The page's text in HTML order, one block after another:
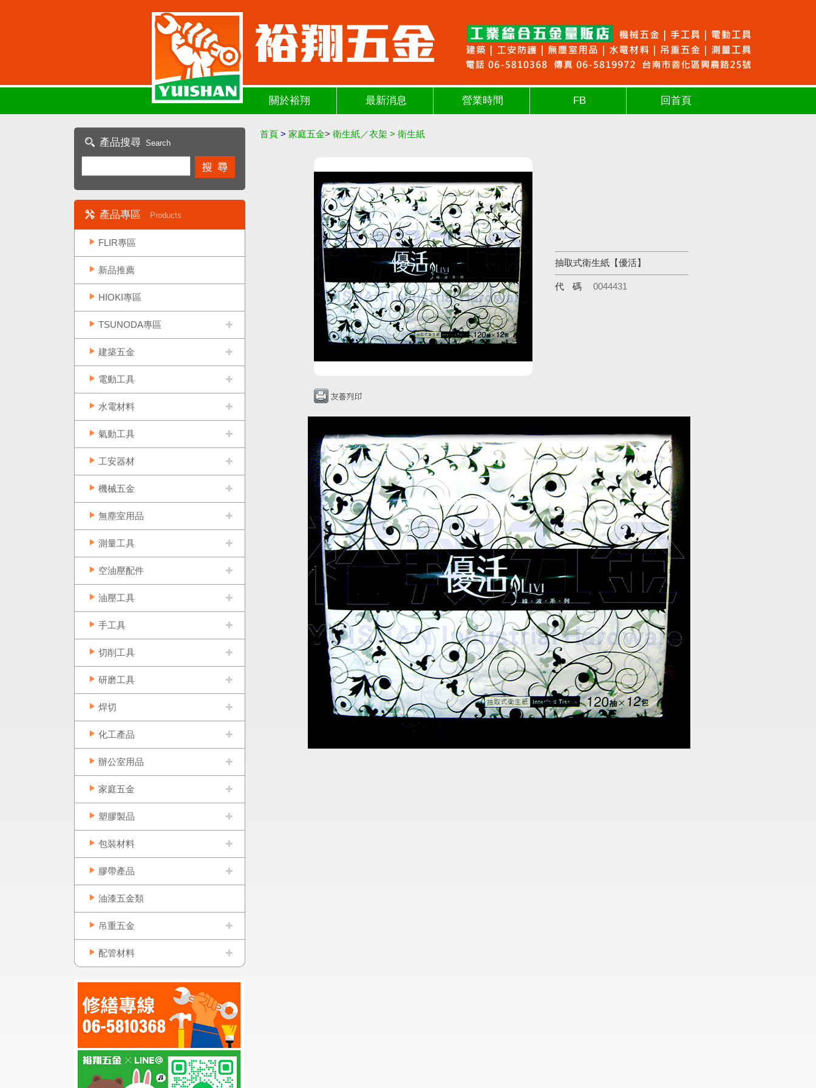
關於裕翔 最新消息 營業時間 FB 回首頁
產品搜尋 Search
產品專區 Products
FLIR專區
新品推薦
HIOKI專區
TSUNODA專區
建築五金
電動工具
水電材料
氣動工具
工安器材
機械五金
無塵室用品
測量工具
空油壓配件
油壓工具
手工具
切削工具
研磨工具
焊切
化工產品
辦公室用品
家庭五金
塑膠製品
包裝材料
膠帶產品
油漆五金類
吊重五金
配管材料
首頁 > 家庭五金> 衛生紙／衣架 > 衛生紙
抽取式衛生紙【優活】
代碼 0044431